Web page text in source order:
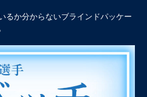
るか分からないブラインドパッケー